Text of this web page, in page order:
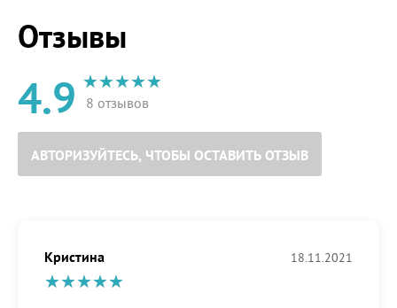
Отзывы
4.9 8 отзывов
АВТОРИЗУЙТЕСЬ, ЧТОБЫ ОСТАВИТЬ ОТЗЫВ
Кристина 18.11.2021